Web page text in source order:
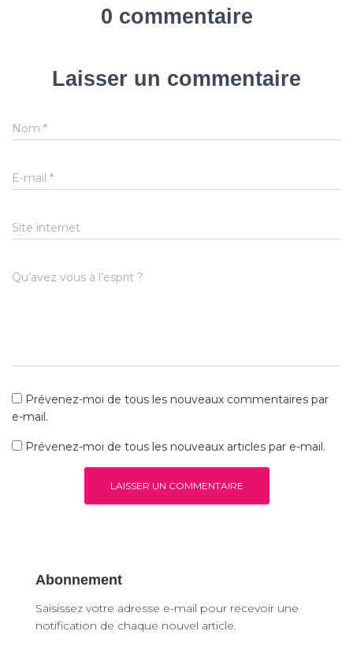
0 commentaire
Laisser un commentaire
Nom *
E-mail *
Site internet
Qu’avez vous à l’esprit ?
Prévenez-moi de tous les nouveaux commentaires par
e-mail.
Prévenez-moi de tous les nouveaux articles par e-mail.
Abonnement
Saisissez votre adresse e-mail pour recevoir une
notification de chaque nouvel article.